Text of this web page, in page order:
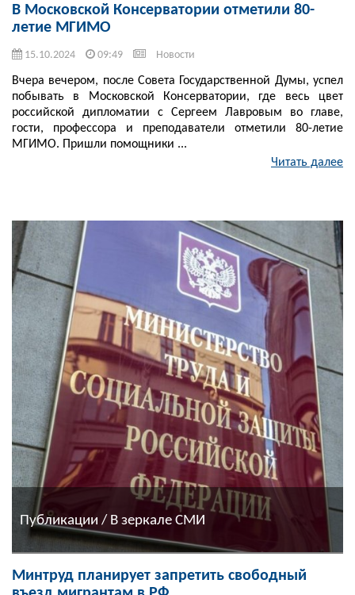
В Московской Консерватории отметили 80-
летие МГИМО
15.10.2024 09:49 Новости
Вчера вечером, после Совета Государственной Думы, успел
побывать в Московской Консерватории, где весь цвет
российской дипломатии с Сергеем Лавровым во главе,
гости, профессора и преподаватели отметили 80-летие
МГИМО. Пришли помощники ...
Читать далее
Публикации / В зеркале СМИ
Минтруд планирует запретить свободный